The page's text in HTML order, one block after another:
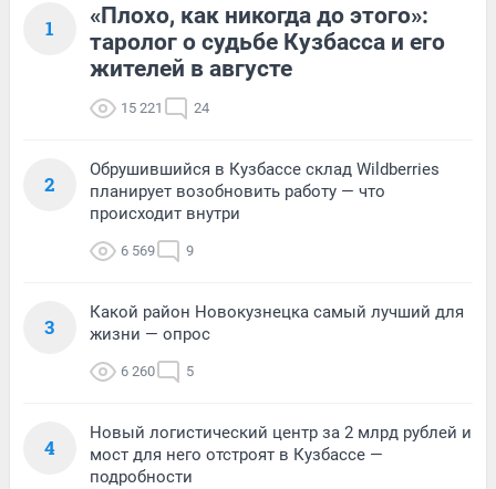
1
«Плохо, как никогда до этого»:
таролог о судьбе Кузбасса и его
жителей в августе
15 221 24
2
Обрушившийся в Кузбассе склад Wildberries
планирует возобновить работу — что
происходит внутри
6 569 9
3
Какой район Новокузнецка самый лучший для
жизни — опрос
6 260 5
4
Новый логистический центр за 2 млрд рублей и
мост для него отстроят в Кузбассе —
подробности